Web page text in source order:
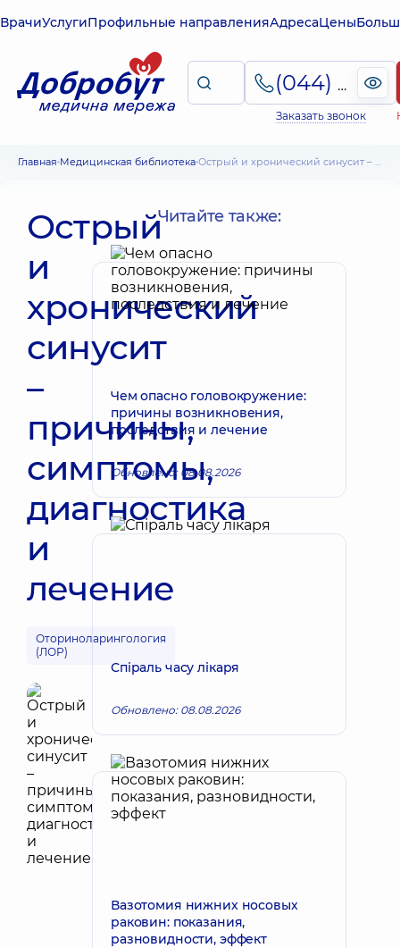
ВрачиУслугиПрофильные направленияАдресаЦены
(044) 495-2-888
Заказать звонок
Главная Медицинская библиотека Острый и хронический синусит – причины, симптомы, диагностика и лечение
Острый
и
хронический
синусит
–
причины,
симптомы,
диагностика
и
лечение
Оториноларингология
(ЛОР)
Читайте также:
Чем опасно головокружение:
причины возникновения,
последствия и лечение
Обновлено: 08.08.2026
Спіраль часу лікаря
Обновлено: 08.08.2026
Вазотомия нижних носовых
раковин: показания,
разновидности, эффект